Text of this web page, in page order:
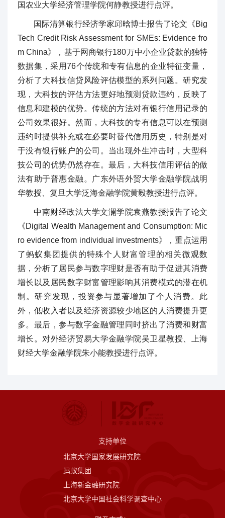
国农业大学经济管理学院何静教授进行点评。
国际清算银行经济学家邱晗博士报告了论文《Big
Tech Credit Risk Assessment for SMEs: Evidence fro
m China》，基于网商银行180万中小企业贷款的独特
数据集，采用76个传统和专有信息的企业特征变量，
分析了大科技信贷风险评估模型的系列问题。研究发
现，大科技的评估方法更好地预测贷款违约，反映了
信息和建模的优势。传统的方法对有银行信用记录的
公司效果很好。然而，大科技的专有信息可以在预测
违约时提供补充或在必要时替代信用历史，特别是对
于没有银行账户的公司。当出现外生冲击时，大型科
技公司的优势仍然存在。最后，大科技信用评估的做
法有助于普惠金融。广东外语外贸大学金融学院战明
华教授、复旦大学泛海金融学院黄毅教授进行点评。
中南财经政法大学文澜学院袁燕教授报告了论文
《Digital Wealth Management and Consumption: Mic
ro evidence from individual investments》，重点运用
了蚂蚁集团提供的特殊个人财富管理的相关微观数
据，分析了居民参与数字理财是否有助于促进其消费
增长以及居民数字财富管理影响其消费模式的潜在机
制。研究发现，投资参与显著增加了个人消费。此
外，低收入者以及经济资源较少地区的人消费提升更
多。最后，参与数字金融管理同时挤出了消费和财富
增长。对外经济贸易大学金融学院吴卫星教授、上海
财经大学金融学院朱小能教授进行点评。
支持单位
北京大学国家发展研究院
蚂蚁集团
上海新金融研究院
北京大学中国社会科学调查中心